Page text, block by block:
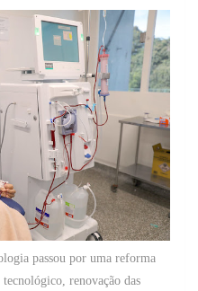
passou por uma reforma
renovação das